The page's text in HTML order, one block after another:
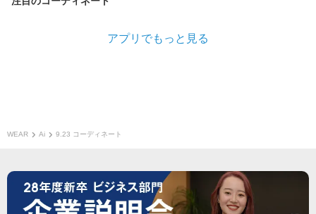
アプリでもっと見る
WEAR Ai 9.23 コーディネート